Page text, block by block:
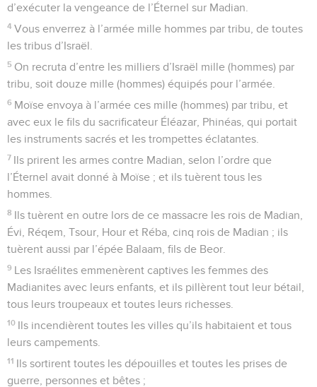
d’exécuter la vengeance de l’Éternel sur Madian.
4 Vous enverrez à l’armée mille hommes par tribu, de toutes
les tribus d’Israël.
5 On recruta d’entre les milliers d’Israël mille (hommes) par
tribu, soit douze mille (hommes) équipés pour l’armée.
6 Moïse envoya à l’armée ces mille (hommes) par tribu, et
avec eux le fils du sacrificateur Éléazar, Phinéas, qui portait
les instruments sacrés et les trompettes éclatantes.
7 Ils prirent les armes contre Madian, selon l’ordre que
l’Éternel avait donné à Moïse ; et ils tuèrent tous les
hommes.
8 Ils tuèrent en outre lors de ce massacre les rois de Madian,
Évi, Réqem, Tsour, Hour et Réba, cinq rois de Madian ; ils
tuèrent aussi par l’épée Balaam, fils de Beor.
9 Les Israélites emmenèrent captives les femmes des
Madianites avec leurs enfants, et ils pillèrent tout leur bétail,
tous leurs troupeaux et toutes leurs richesses.
10 Ils incendièrent toutes les villes qu’ils habitaient et tous
leurs campements.
11 Ils sortirent toutes les dépouilles et toutes les prises de
guerre, personnes et bêtes ;